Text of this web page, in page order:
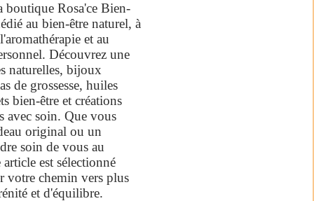
boutique Rosa'ce Bien-
au bien-être naturel, à
et au
Découvrez une
naturelles, bijoux
de grossesse, huiles
bien-être et créations
avec soin. Que vous
original ou un
soin de vous au
est sélectionné
votre chemin vers plus
et d'équilibre.